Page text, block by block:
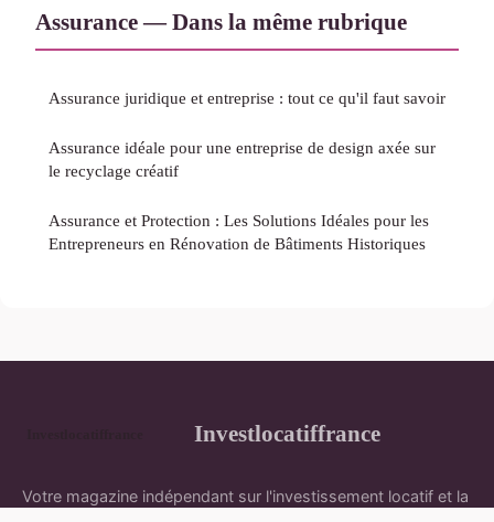
Assurance — Dans la même rubrique
Assurance juridique et entreprise : tout ce qu'il faut savoir
Assurance idéale pour une entreprise de design axée sur
le recyclage créatif
Assurance et Protection : Les Solutions Idéales pour les
Entrepreneurs en Rénovation de Bâtiments Historiques
Investlocatiffrance
Votre magazine indépendant sur l'investissement locatif et la